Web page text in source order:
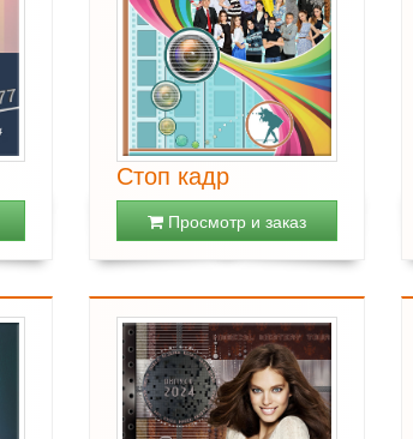
Стоп кадр
Просмотр и заказ